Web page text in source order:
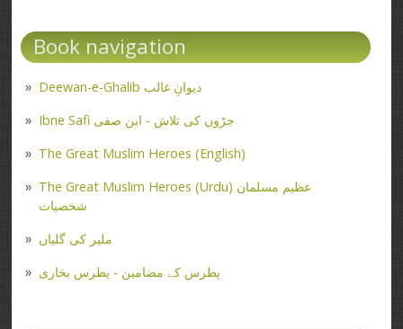
Book navigation
Deewan-e-Ghalib دیوانِ غالب
Ibne Safi جڑوں کی تلاش - ابن صفی
The Great Muslim Heroes (English)
The Great Muslim Heroes (Urdu) عظیم مسلمان
شخصیات
ملیر کی گلیاں
پطرس کے مضامین - پطرس بخاری